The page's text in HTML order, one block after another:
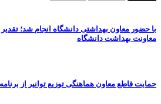
با حضور معاون بهداشتی دانشگاه انجام شد؛ تقدیر
معاونت بهداشت دانشگاه
حمایت قاطع معاون هماهنگی توزیع توانیر از